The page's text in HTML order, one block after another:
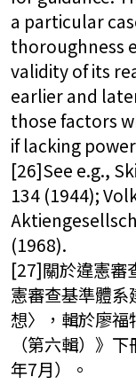
a particular
thoroughness
validity of its
earlier and
those factors
if lacking
[26]See e.g.,
134 (1944);
(1968).
[27]關於違憲審
憲審查基準體
想〉，輯於廖
（第六輯）》
年7月）。